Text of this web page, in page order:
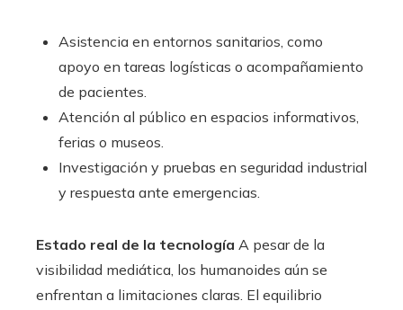
Asistencia en entornos sanitarios, como
apoyo en tareas logísticas o acompañamiento
de pacientes.
Atención al público en espacios informativos,
ferias o museos.
Investigación y pruebas en seguridad industrial
y respuesta ante emergencias.
Estado real de la tecnología A pesar de la
visibilidad mediática, los humanoides aún se
enfrentan a limitaciones claras. El equilibrio